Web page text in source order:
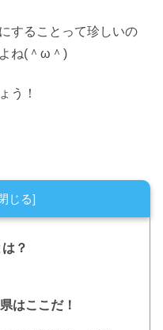
することって珍しいの
ね(＾ω＾)
う！
？
はここだ！